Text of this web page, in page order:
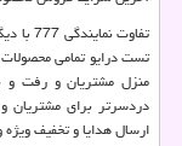
تفاوت
تست درایو تمامی
منزل مشتریان و رفت و
دردسرتر برای مشتریان
ارسال هدایا و تخفیف